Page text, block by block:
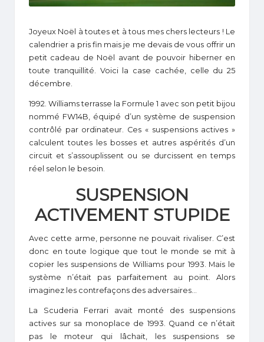
Joyeux Noël à toutes et à tous mes chers lecteurs ! Le
calendrier a pris fin mais je me devais de vous offrir un
petit cadeau de Noël avant de pouvoir hiberner en
toute tranquillité. Voici la case cachée, celle du 25
décembre.
1992. Williams terrasse la Formule 1 avec son petit bijou
nommé FW14B, équipé d’un système de suspension
contrôlé par ordinateur. Ces « suspensions actives »
calculent toutes les bosses et autres aspérités d’un
circuit et s’assouplissent ou se durcissent en temps
réel selon le besoin.
SUSPENSION
ACTIVEMENT STUPIDE
Avec cette arme, personne ne pouvait rivaliser. C’est
donc en toute logique que tout le monde se mit à
copier les suspensions de Williams pour 1993. Mais le
système n’était pas parfaitement au point. Alors
imaginez les contrefaçons des adversaires…
La Scuderia Ferrari avait monté des suspensions
actives sur sa monoplace de 1993. Quand ce n’était
pas le moteur qui lâchait, les suspensions se